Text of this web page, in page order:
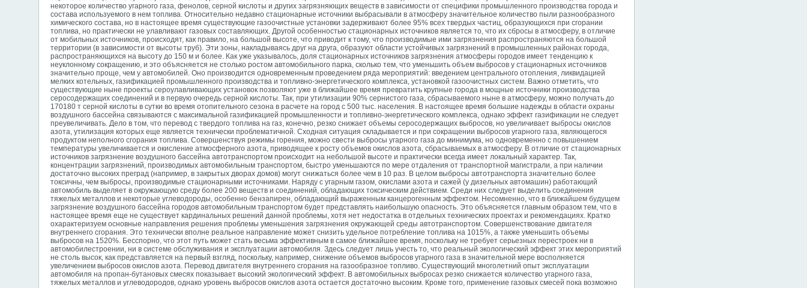
некоторое количество угарного газа, фенолов, серной кислоты и других загрязняющих веществ в зависимости от специфики промышленного производства города и
состава используемого в нем топлива. Относительно недавно стационарные источники выбрасывали в атмосферу значительное количество пыли разнообразного
химического состава, но в настоящее время существующие газоочистные установки задерживают более 95% всех твердых частиц, образующихся при сгорании
топлива, но практически не улавливают газовых составляющих. Другой особенностью стационарных источников является то, что их сбросы в атмосферу, в отличие
от мобильных источников, происходят, как правило, на большой высоте, что приводит к тому, что производимые ими загрязнения распространяются на большой
территории (в зависимости от высоты труб). Эти зоны, накладываясь друг на друга, образуют области устойчивых загрязнений в промышленных районах города,
распространяющихся на высоту до 150 м и более. Как уже указывалось, доля стационарных источников загрязнения атмосферы городов имеет тенденцию к
неуклонному сокращению, и это объясняется не столько ростом автомобильного парка, сколько тем, что уменьшить объем выбросов у стационарных источников
значительно проще, чем у автомобилей. Оно производится одновременным проведением ряда мероприятий: введением центрального отопления, ликвидацией
мелких котельных, газификацией промышленного производства и топливно-энергетического комплекса, установкой газоочистных систем. Важно отметить, что
существующие ныне проекты сероулавливающих установок позволяют уже в ближайшее время превратить крупные города в мощные источники производства
серосодержащих соединений и в первую очередь серной кислоты. Так, при утилизации 90% сернистого газа, сбрасываемого ныне в атмосферу, можно получать до
170180 т серной кислоты в сутки во время отопительного сезона в расчете на город с 500 тыс. населения. В настоящее время большие надежды в области охраны
воздушного бассейна связываются с максимальной газификацией промышленности и топливно-энергетического комплекса, однако эффект газификации не следует
преувеличивать. Дело в том, что перевод с твердого топлива на газ, конечно, резко снижает объемы серосодержащих выбросов, но увеличивает выбросы окислов
азота, утилизация которых еще является технически проблематичной. Сходная ситуация складывается и при сокращении выбросов угарного газа, являющегося
продуктом неполного сгорания топлива. Совершенствуя режимы горения, можно свести выбросы угарного газа до минимума, но одновременно с повышением
температуры увеличивается и окисление атмосферного азота, приводящее к росту объемов окислов азота, сбрасываемых в атмосферу. В отличие от стационарных
источников загрязнение воздушного бассейна автотранспортом происходит на небольшой высоте и практически всегда имеет локальный характер. Так,
концентрации загрязнений, производимых автомобильным транспортом, быстро уменьшаются по мере отдаления от транспортной магистрали, а при наличии
достаточно высоких преград (например, в закрытых дворах домов) могут снижаться более чем в 10 раз. В целом выбросы автотранспорта значительно более
токсичны, чем выбросы, производимые стационарными источниками. Наряду с угарным газом, окислами азота и сажей (у дизельных автомашин) работающий
автомобиль выделяет в окружающую среду более 200 веществ и соединений, обладающих токсическим действием. Среди них следует выделить соединения
тяжелых металлов и некоторые углеводороды, особенно бензапирен, обладающий выраженным канцерогенным эффектом. Несомненно, что в ближайшем будущем
загрязнение воздушного бассейна городов автомобильным транспортом будет представлять наибольшую опасность. Это объясняется главным образом тем, что в
настоящее время еще не существует кардинальных решений данной проблемы, хотя нет недостатка в отдельных технических проектах и рекомендациях. Кратко
охарактеризуем основные направления решения проблемы уменьшения загрязнения окружающей среды автотранспортом. Совершенствование двигателя
внутреннего сгорания. Это технически вполне реальное направление может снизить удельное потребление топлива на 1015%, а также уменьшить объемы
выбросов на 1520%. Бесспорно, что этот путь может стать весьма эффективным в самое ближайшее время, поскольку не требует серьезных перестроек ни в
автомобилестроении, ни в системе обслуживания и эксплуатации автомобиля. Здесь следует лишь учесть то, что реальный экологический эффект этих мероприятий
не столь высок, как представляется на первый взгляд, поскольку, например, снижение объемов выбросов угарного газа в значительной мере восполняется
увеличением выбросов окислов азота. Перевод двигателя внутреннего сгорания на газообразное топливо. Существующий многолетний опыт эксплуатации
автомобиля на пропан-бутановых смесях показывает высокий экологический эффект. В автомобильных выбросах резко снижается количество угарного газа,
тяжелых металлов и углеводородов, однако уровень выбросов окислов азота остается достаточно высоким. Кроме того, применение газовых смесей пока возможно